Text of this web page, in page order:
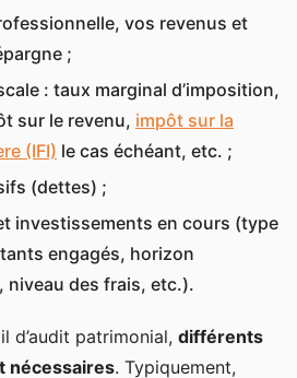
vos revenus et
;
: taux marginal d’imposition,
sur le revenu, impôt sur la
(IFI) le cas échéant, etc. ;
(dettes) ;
investissements en cours (type
engagés, horizon
niveau des frais, etc.).
d’audit patrimonial, différents
nécessaires. Typiquement,